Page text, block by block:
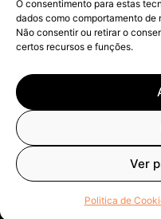
O consentimento para estas
dados como comportamento
Não consentir ou retirar o
certos recursos e funções.
Ver
Politica de
Quero